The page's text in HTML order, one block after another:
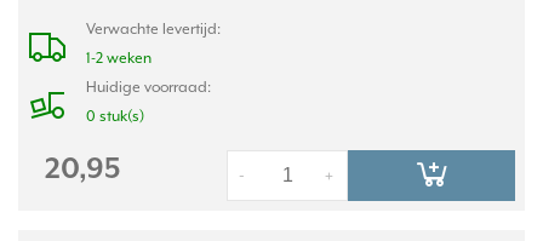
Verwachte levertijd:
1-2 weken
Huidige voorraad:
0 stuk(s)
20,95 +
-